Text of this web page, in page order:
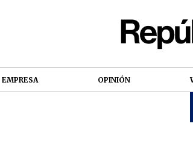
EMPRESA OPINIÓN